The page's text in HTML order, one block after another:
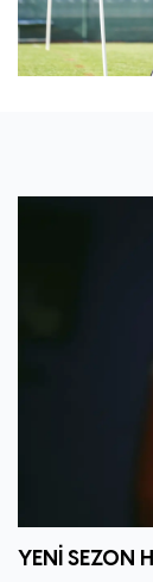
YENİ SEZON